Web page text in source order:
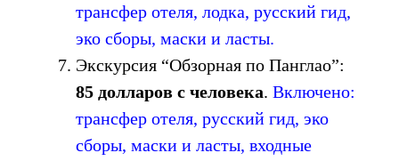
трансфер отеля, лодка, русский гид,
эко сборы, маски и ласты.
Экскурсия “Обзорная по Панглао”:
85 долларов с человека. Включено:
трансфер отеля, русский гид, эко
сборы, маски и ласты, входные